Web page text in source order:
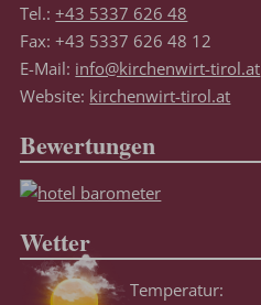
Tel.:+43 5337 626 48
Fax: +43 5337 626 48 12
E-Mail: info@kirchenwirt-tirol.at
Website: kirchenwirt-tirol.at
Bewertungen
Wetter
Temperatur: